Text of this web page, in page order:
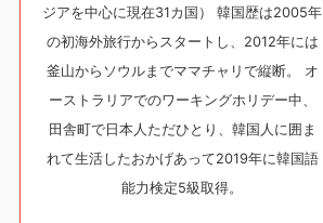
ジアを中心に現在31カ国） 韓国歴は2005年
の初海外旅行からスタートし、2012年には
釜山からソウルまでママチャリで縦断。 オ
ーストラリアでのワーキングホリデー中、
田舎町で日本人ただひとり、韓国人に囲ま
れて生活したおかげあって2019年に韓国語
能力検定5級取得。